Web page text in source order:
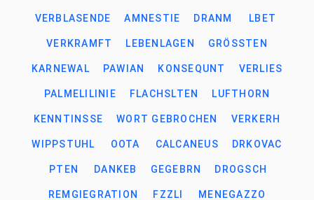
VERBLASENDE AMNESTIE DRANM LBET
VERKRAMFT LEBENLAGEN GRÖSSTEN
KARNEWAL PAWIAN KONSEQUNT VERLIES
PALMELILINIE FLACHSLTEN LUFTHORN
KENNTINSSE WORT GEBROCHEN VERKERH
WIPPSTUHL OOTA CALCANEUS DRKOVAC
PTEN DANKEB GEGEBRN DROGSCH
REMGIEGRATION FZZLI MENEGAZZO